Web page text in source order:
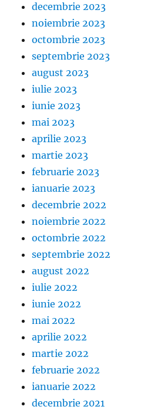
decembrie 2023
noiembrie 2023
octombrie 2023
septembrie 2023
august 2023
iulie 2023
iunie 2023
mai 2023
aprilie 2023
martie 2023
februarie 2023
ianuarie 2023
decembrie 2022
noiembrie 2022
octombrie 2022
septembrie 2022
august 2022
iulie 2022
iunie 2022
mai 2022
aprilie 2022
martie 2022
februarie 2022
ianuarie 2022
decembrie 2021